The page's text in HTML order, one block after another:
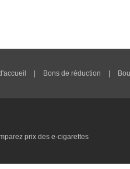
Bons de réduction
prix des e-cigarettes